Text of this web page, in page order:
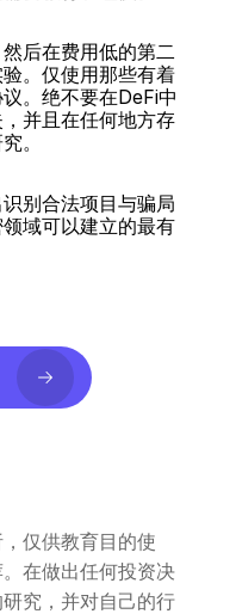
后在费用低的第二
。仅使用那些有着
。绝不要在DeFi中
并且在任何地方存
。
别合法项目与骗局
域可以建立的最有
仅供教育目的使
在做出任何投资决
究，并对自己的行